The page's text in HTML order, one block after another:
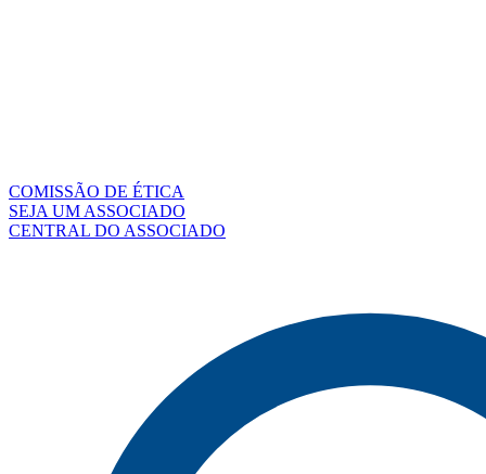
COMISSÃO DE ÉTICA
SEJA UM ASSOCIADO
CENTRAL DO ASSOCIADO